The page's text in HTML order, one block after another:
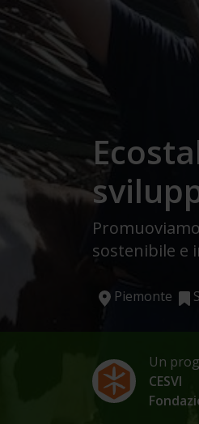
sostenibile e
Piemonte
Un
CESVI